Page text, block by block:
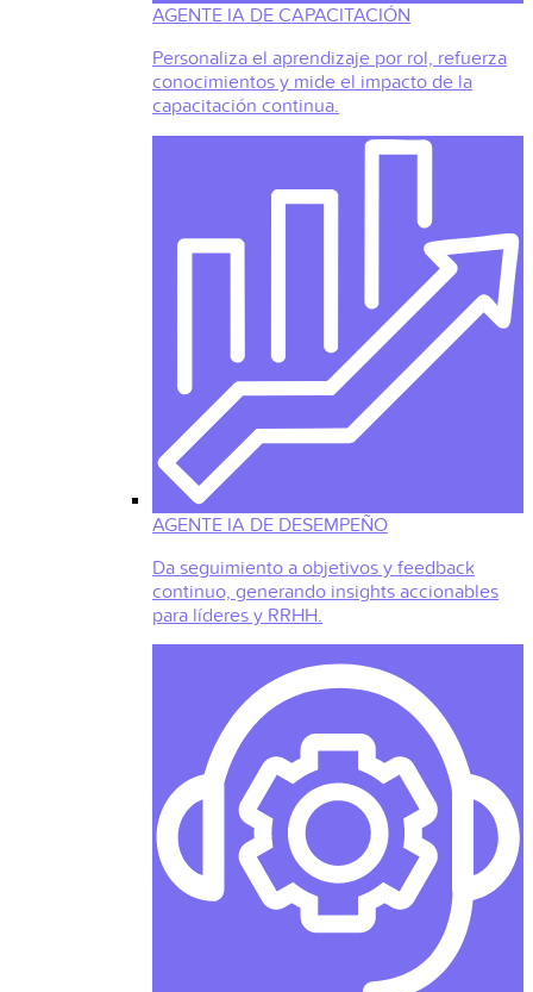
AGENTE IA DE CAPACITACIÓN
Personaliza el aprendizaje por rol, refuerza
conocimientos y mide el impacto de la
capacitación continua.
AGENTE IA DE DESEMPEÑO
Da seguimiento a objetivos y feedback
continuo, generando insights accionables
para líderes y RRHH.